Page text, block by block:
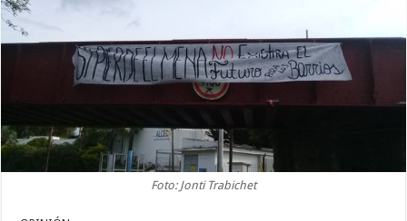
Foto: Jonti Trabichet